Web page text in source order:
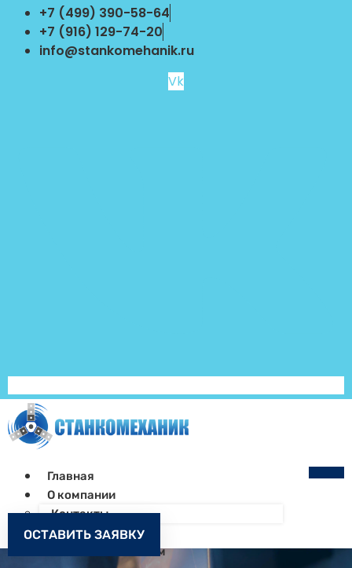
Перейти
содержимому
+7 (499) 390-58-64
+7 (916) 129-74-20
info@stankomehanik.ru
Vk
Главная
О компании
Контакты
Как заказать
Запчасти к станкам
ОСТАВИТЬ ЗАЯВКУ